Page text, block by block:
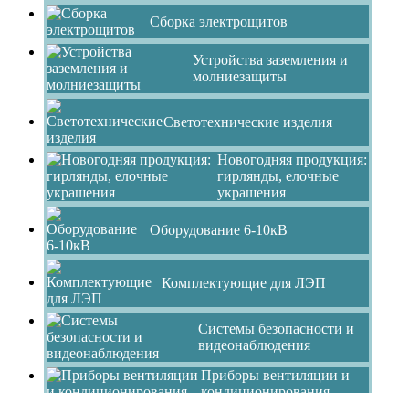
Сборка электрощитов
Устройства заземления и
молниезащиты
Светотехнические изделия
Новогодняя продукция:
гирлянды, елочные
украшения
Оборудование 6-10кВ
Комплектующие для ЛЭП
Системы безопасности и
видеонаблюдения
Приборы вентиляции и